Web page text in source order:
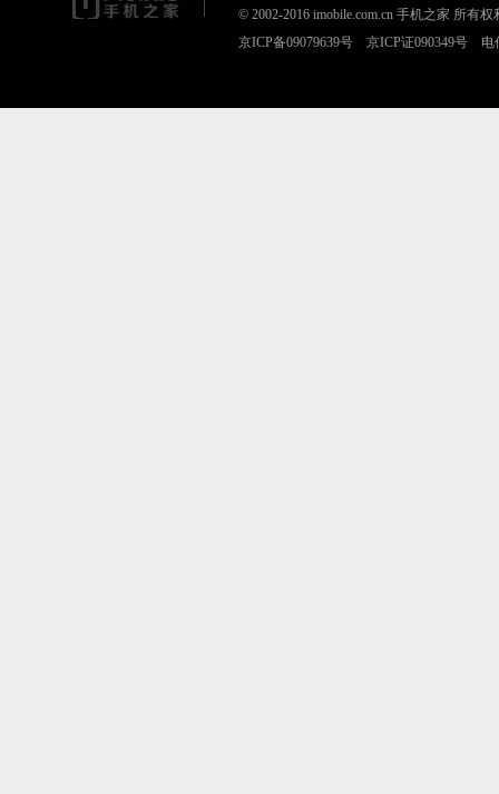
© 2002-2016 imobile.com.cn 手机之家 所有
京ICP备09079639号 京ICP证090349号 电